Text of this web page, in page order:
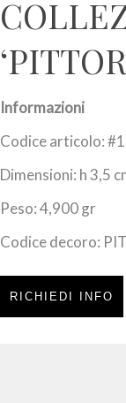
Informazioni
Codice articolo:
Dimensioni: h 3,5
Peso: 4,900 gr
Codice decoro:
RICHIEDI INFO